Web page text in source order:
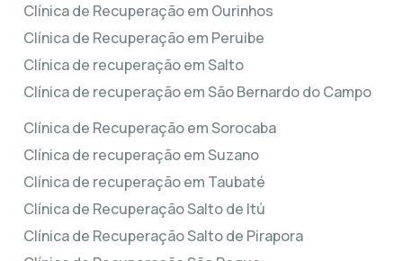
Clínica de Recuperação em Ourinhos
Clínica de Recuperação em Peruibe
Clínica de recuperação em Salto
Clínica de recuperação em São Bernardo do Campo
Clínica de Recuperação em Sorocaba
Clínica de recuperação em Suzano
Clínica de recuperação em Taubaté
Clínica de Recuperação Salto de Itú
Clínica de Recuperação Salto de Pirapora